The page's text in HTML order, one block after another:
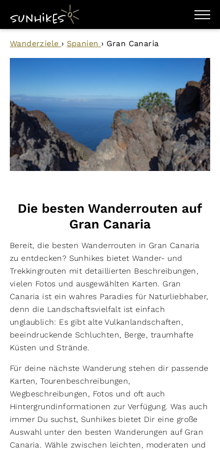
WANDERZIELE
WANDERUNGEN
ENTDECKEN
Wanderziele › Spanien › Gran Canaria
Die besten Wanderrouten auf
Gran Canaria
Bereit, die besten Wanderrouten in Gran Canaria
zu entdecken? Sunhikes bietet Wander- und
Trekkingrouten mit detaillierten Beschreibungen,
vielen Fotos und ausgewählten Karten. Gran
Canaria ist ein wahres Paradies für Naturliebhaber,
denn die Landschaftsvielfalt ist einfach
unglaublich: Es gibt alte Vulkanlandschaften,
beeindruckende Schluchten, Berge, traumhafte
Küsten und Strände.
Für deine nächste Wanderung stehen dir passende
Karten, Tourenbeschreibungen,
Wegbeschreibungen, Fotos und oft auch
Hintergrundinformationen zur Verfügung. Was auch
immer Du suchst, Sunhikes bietet Dir eine große
Auswahl unter den besten Wanderungen auf Gran
Canaria. Wähle zwischen leichten, moderaten und